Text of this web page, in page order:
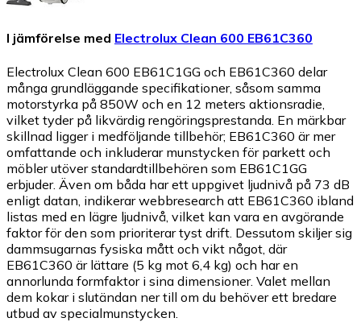
I jämförelse med Electrolux Clean 600 EB61C360
Electrolux Clean 600 EB61C1GG och EB61C360 delar
många grundläggande specifikationer, såsom samma
motorstyrka på 850W och en 12 meters aktionsradie,
vilket tyder på likvärdig rengöringsprestanda. En märkbar
skillnad ligger i medföljande tillbehör; EB61C360 är mer
omfattande och inkluderar munstycken för parkett och
möbler utöver standardtillbehören som EB61C1GG
erbjuder. Även om båda har ett uppgivet ljudnivå på 73 dB
enligt datan, indikerar webbresearch att EB61C360 ibland
listas med en lägre ljudnivå, vilket kan vara en avgörande
faktor för den som prioriterar tyst drift. Dessutom skiljer sig
dammsugarnas fysiska mått och vikt något, där
EB61C360 är lättare (5 kg mot 6,4 kg) och har en
annorlunda formfaktor i sina dimensioner. Valet mellan
dem kokar i slutändan ner till om du behöver ett bredare
utbud av specialmunstycken.